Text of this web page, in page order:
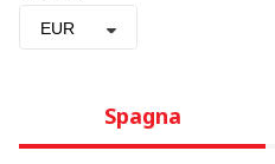
EUR
Spagna